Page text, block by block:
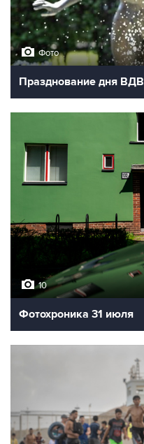
Фото
Празднование дня ВДВ
10
Фотохроника 31 июля